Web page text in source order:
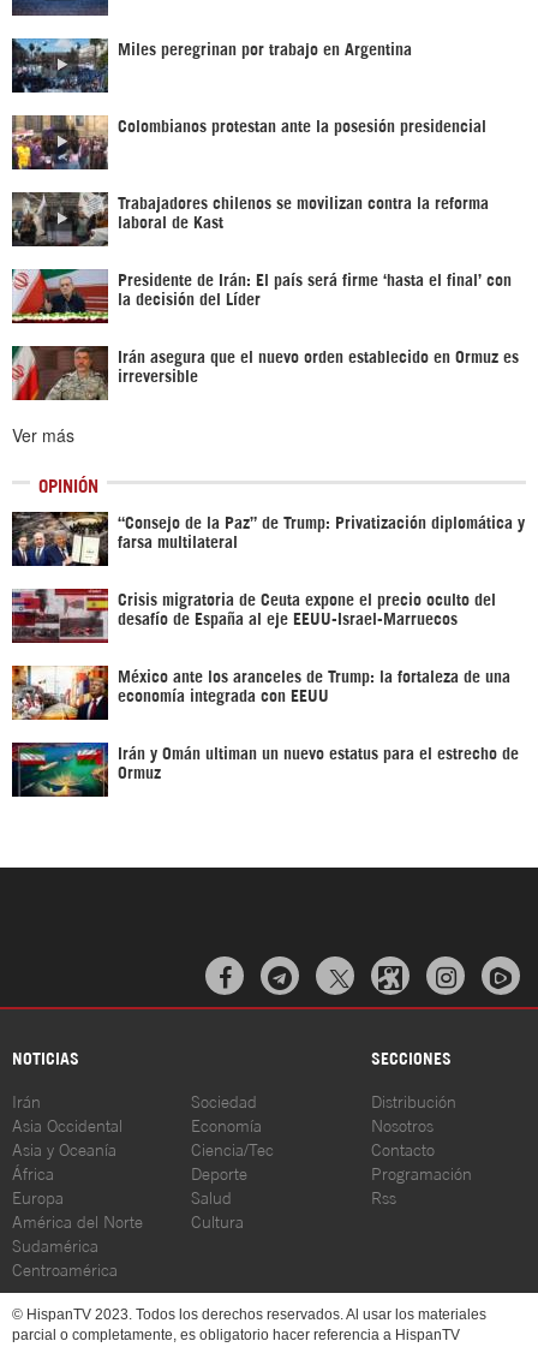
Miles peregrinan por trabajo en Argentina
Colombianos protestan ante la posesión presidencial
Trabajadores chilenos se movilizan contra la reforma
laboral de Kast
Presidente de Irán: El país será firme ‘hasta el final’ con
la decisión del Líder
Irán asegura que el nuevo orden establecido en Ormuz es
irreversible
Ver más
OPINIÓN
“Consejo de la Paz” de Trump: Privatización diplomática y
farsa multilateral
Crisis migratoria de Ceuta expone el precio oculto del
desafío de España al eje EEUU-Israel-Marruecos
México ante los aranceles de Trump: la fortaleza de una
economía integrada con EEUU
Irán y Omán ultiman un nuevo estatus para el estrecho de
Ormuz
  
NOTICIAS SECCIONES
Irán
Asia Occidental
Asia y Oceanía
África
Europa
América del Norte
Sudamérica
Centroamérica
Sociedad
Economía
Ciencia/Tec
Deporte
Salud
Cultura
Distribución
Nosotros
Contacto
Programación
Rss
© HispanTV 2023. Todos los derechos reservados. Al usar los materiales
parcial o completamente, es obligatorio hacer referencia a HispanTV